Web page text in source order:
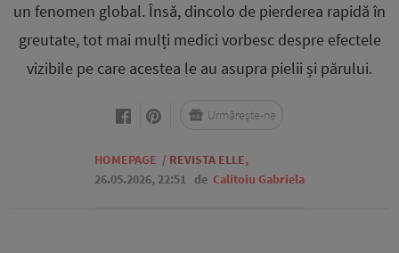
un fenomen global. Însă, dincolo de pierderea rapidă în
greutate, tot mai mulți medici vorbesc despre efectele
vizibile pe care acestea le au asupra pielii și părului.
HOMEPAGE / REVISTA ELLE,
26.05.2026, 22:51 de Calitoiu Gabriela
Urmărește-ne